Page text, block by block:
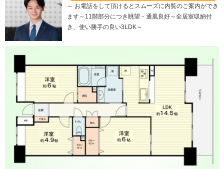
～ お電話をして頂けるとスムーズに内覧のご案内ができ
ます～11階部分につき眺望・通風良好～全居室収納付
き、使い勝手の良い3LDK～